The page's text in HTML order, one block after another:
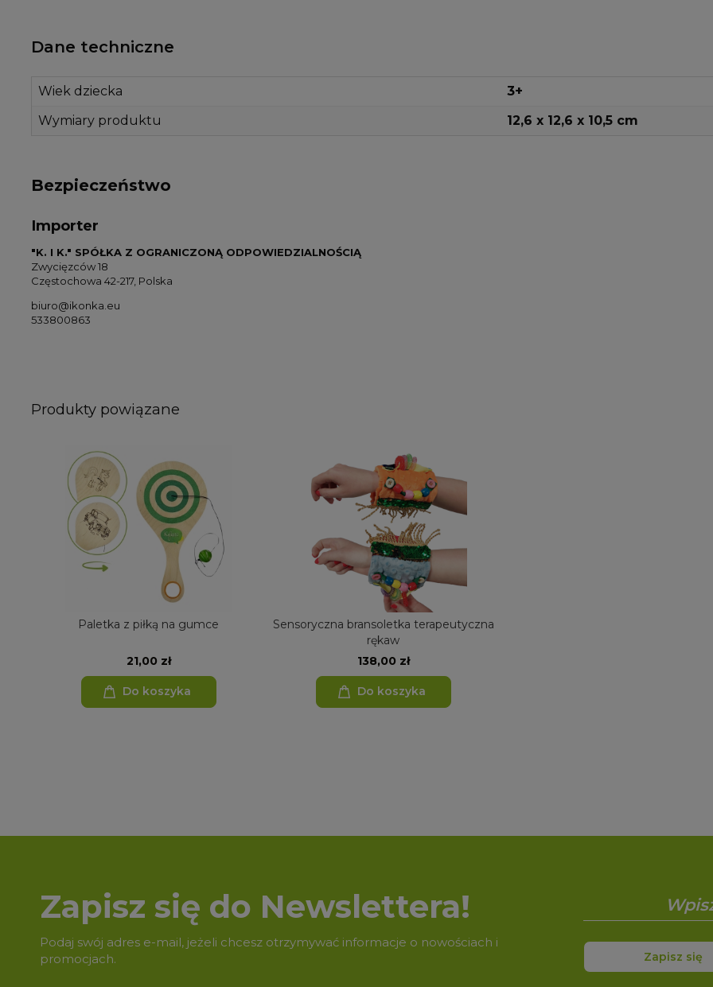
Dane techniczne
Wiek dziecka
3+
Wymiary produktu
12,6 x 12,6 x 10,5 cm
Bezpieczeństwo
Importer
"K. I K." SPÓŁKA Z OGRANICZONĄ ODPOWIEDZIALNOŚCIĄ
Zwycięzców 18
Częstochowa 42-217, Polska
biuro@ikonka.eu
533800863
Produkty powiązane
Paletka z piłką na gumce
21,00 zł
Do koszyka
Sensoryczna bransoletka terapeutyczna
rękaw
138,00 zł
Do koszyka
Zapisz się do Newslettera!
Podaj swój adres e-mail, jeżeli chcesz otrzymywać informacje o nowościach i
promocjach.
Zapisz się